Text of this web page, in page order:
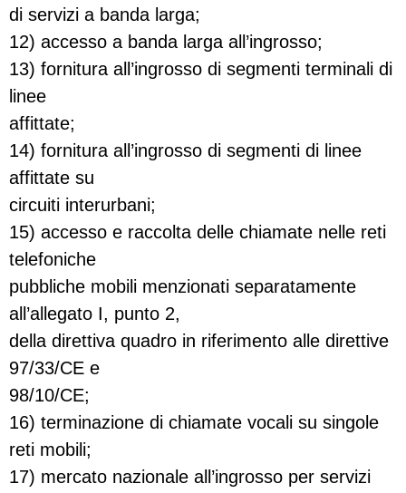
di servizi a banda larga;
12) accesso a banda larga all’ingrosso;
13) fornitura all’ingrosso di segmenti terminali di
linee
affittate;
14) fornitura all’ingrosso di segmenti di linee
affittate su
circuiti interurbani;
15) accesso e raccolta delle chiamate nelle reti
telefoniche
pubbliche mobili menzionati separatamente
all’allegato I, punto 2,
della direttiva quadro in riferimento alle direttive
97/33/CE e
98/10/CE;
16) terminazione di chiamate vocali su singole
reti mobili;
17) mercato nazionale all’ingrosso per servizi